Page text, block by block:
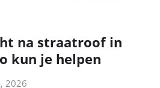
na straatroof in
kun je helpen
2026